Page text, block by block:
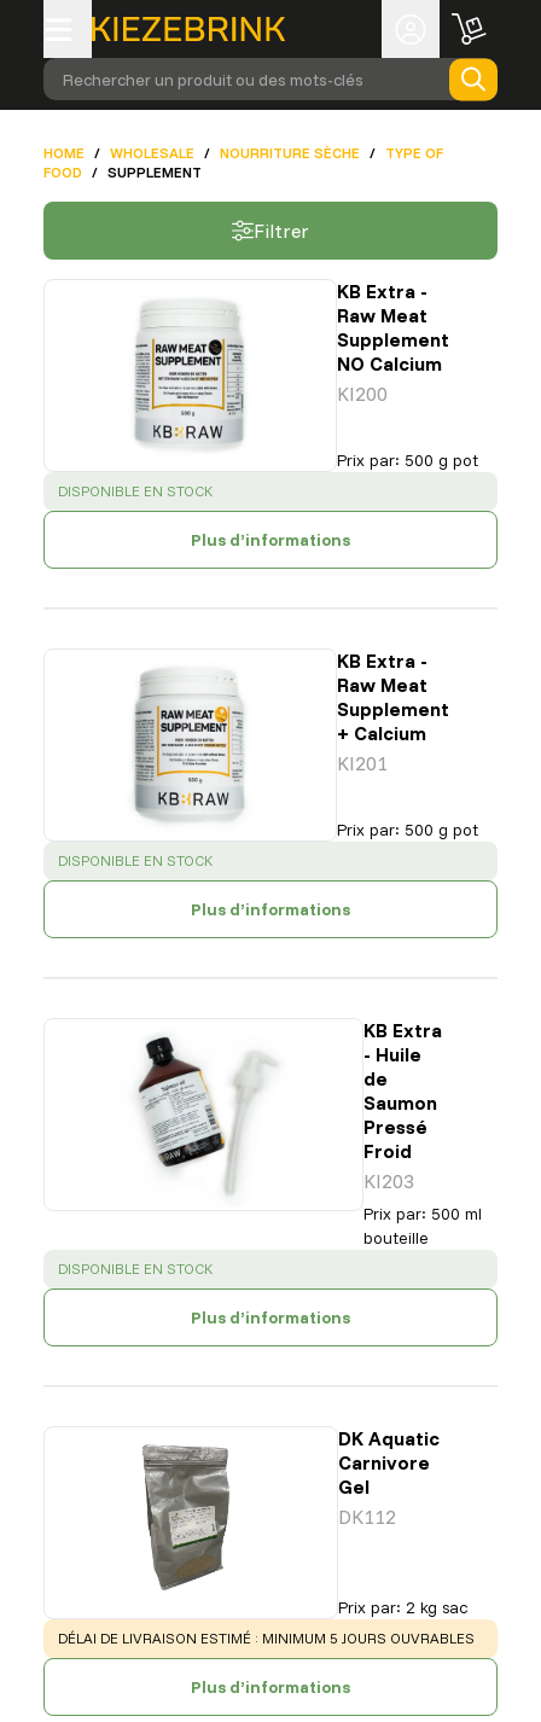
Rechercher un produit ou des mots-clés
HOME / WHOLESALE / NOURRITURE SÈCHE / TYPE OF
FOOD / SUPPLEMENT
Filtrer
KB Extra -
Raw Meat
Supplement
NO Calcium
KI200
Prix par: 500 g pot
SUCCESS:
DISPONIBLE EN STOCK
Plus d’informations
KB Extra -
Raw Meat
Supplement
+ Calcium
KI201
Prix par: 500 g pot
SUCCESS:
DISPONIBLE EN STOCK
Plus d’informations
KB Extra
- Huile
de
Saumon
Pressé
Froid
KI203
Prix par: 500 ml
bouteille
SUCCESS:
DISPONIBLE EN STOCK
Plus d’informations
DK Aquatic
Carnivore
Gel
DK112
Prix par: 2 kg sac
WARNING
DÉLAI DE LIVRAISON ESTIMÉ : MINIMUM 5 JOURS OUVRABLES
Plus d’informations